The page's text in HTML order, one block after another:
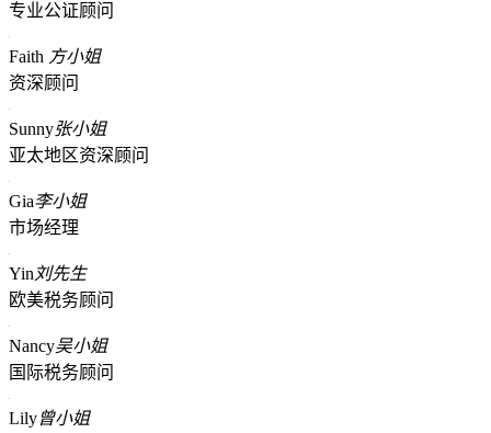
专业公证顾问
Faith 方小姐
资深顾问
Sunny张小姐
亚太地区资深顾问
Gia李小姐
市场经理
Yin 刘先生
欧美税务顾问
Nancy吴小姐
国际税务顾问
Lily曾小姐